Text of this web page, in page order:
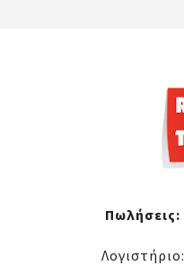
Πωλήσεις:
Λογιστήριο: